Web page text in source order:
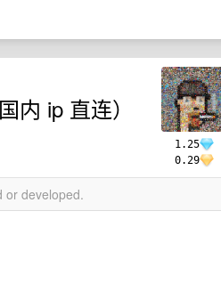
1.25
0.29
内 ip 直连）
or developed.